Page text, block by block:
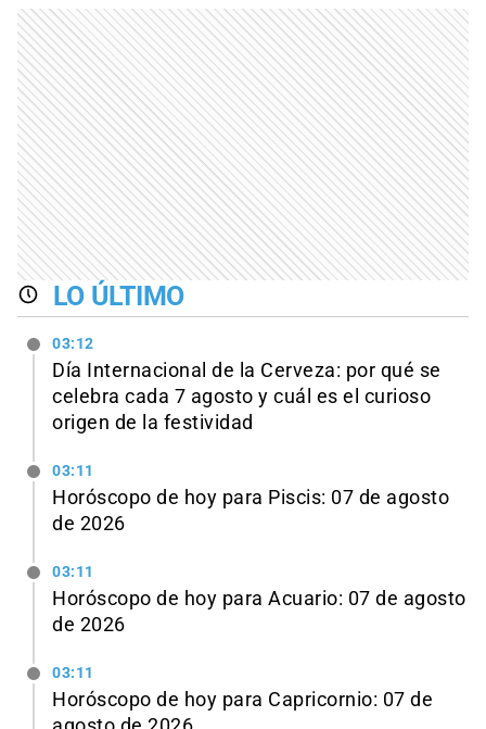
LO ÚLTIMO
03:12
Día Internacional de la Cerveza: por qué se
celebra cada 7 agosto y cuál es el curioso
origen de la festividad
03:11
Horóscopo de hoy para Piscis: 07 de agosto
de 2026
03:11
Horóscopo de hoy para Acuario: 07 de agosto
de 2026
03:11
Horóscopo de hoy para Capricornio: 07 de